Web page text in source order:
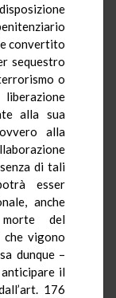
convertito
sequestro
o
alla sua
alla
di tali
esser
anche
del
che vigono
dunque –
il
176